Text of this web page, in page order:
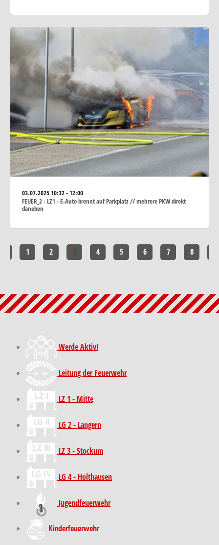
03.07.202510:32 - 12:00
FEUER_2 - LZ1 - E-Auto brennt auf Parkplatz // mehrere PKW direkt
daneben
1 2 3 4 5 6 7 8
Werde Aktiv!
Leitung der Feuerwehr
LZ 1 - Mitte
LG 2 - Langern
LZ 3 - Stockum
LG 4 - Holthausen
Jugendfeuerwehr
Kinder­feuer­wehr